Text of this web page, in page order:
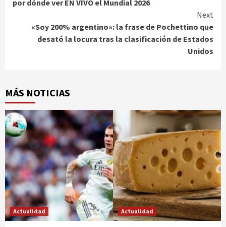
por dónde ver EN VIVO el Mundial 2026
Next
«Soy 200% argentino»: la frase de Pochettino que
desató la locura tras la clasificación de Estados
Unidos
MÁS NOTICIAS
Actualidad Actualidad